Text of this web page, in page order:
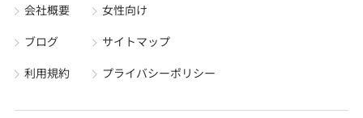
会社概要
ブログ
利用規約
女性向け
サイトマップ
プライバシーポリシー